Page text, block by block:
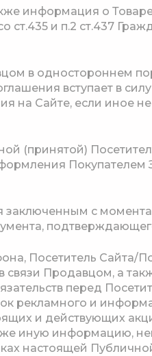
информация о
ст.435 и п.2 ст.437
в одностороннем
вступает в
на Сайте, если иное
(принятой)
Покупателем
заключенным с
Посетитель Сайта/
связи Продавцом, а
перед
рекламного и
и действующих
иную информацию,
настоящей